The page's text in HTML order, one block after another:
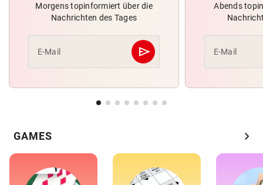
Morgens topinformiert über die
Nachrichten des Tages
E-Mail send
Abschicken
Abends
E-Mail
GAMES chevron_right